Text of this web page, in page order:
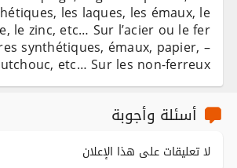
les laques, les émaux, le
synthétiques, émaux, papier,
etc… Sur les non-ferreux. )
أسئلة وأجوبة
لا تعليقات على هذا الإعلان